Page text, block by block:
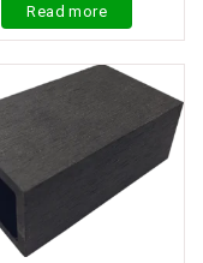
Read more